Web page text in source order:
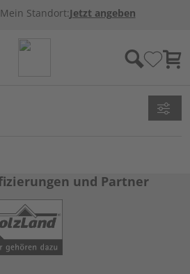
Mein Standort:Jetzt angeben
und Partner